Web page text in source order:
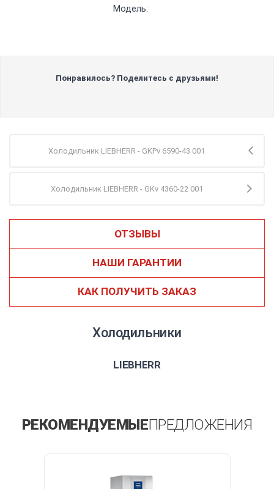
Модель:
Понравилось? Поделитесь с друзьями!
Холодильник LIEBHERR - GKPv 6590-43 001
Холодильник LIEBHERR - GKv 4360-22 001
ОТЗЫВЫ
НАШИ ГАРАНТИИ
КАК ПОЛУЧИТЬ ЗАКАЗ
Холодильники
LIEBHERR
РЕКОМЕНДУЕМЫЕПРЕДЛОЖЕНИЯ